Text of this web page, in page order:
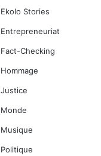
Ekolo Stories
Entrepreneuriat
Fact-Checking
Hommage
Justice
Monde
Musique
Politique